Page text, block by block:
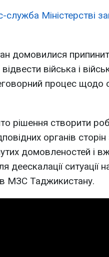
служба Міністерстві
домовилися
війська і
процес щодо
рішення створити
органів
домовленостей і
деескалації ситуації
МЗС Таджикистану.